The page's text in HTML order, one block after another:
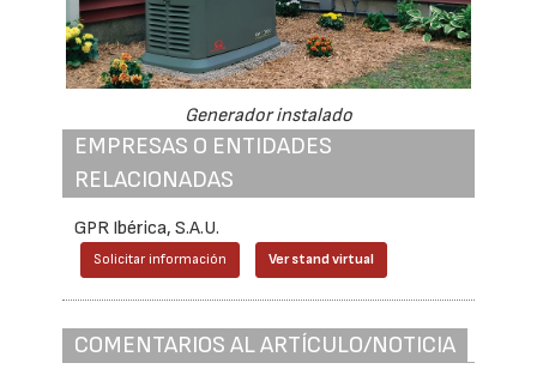
Generador instalado
EMPRESAS O ENTIDADES
RELACIONADAS
GPR Ibérica, S.A.U.
Solicitar información Ver stand virtual
COMENTARIOS AL ARTÍCULO/NOTICIA